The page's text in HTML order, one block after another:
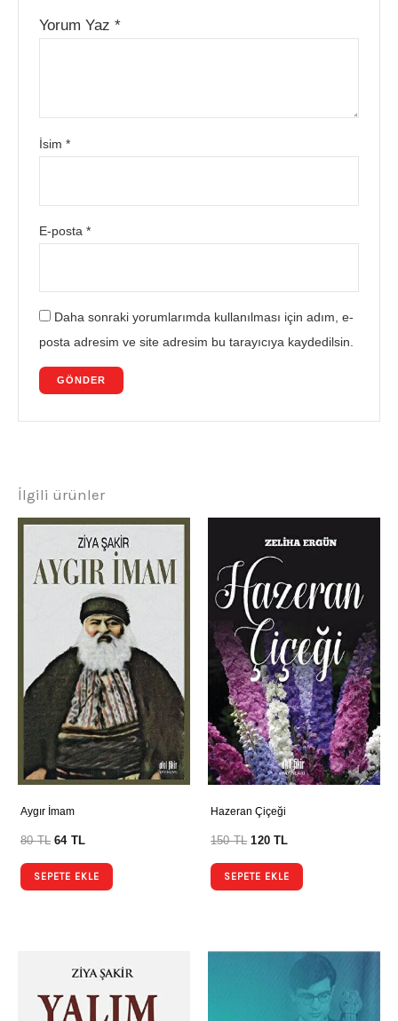
Yorum Yaz*
İsim*
E-posta*
Daha sonraki yorumlarımda kullanılması için adım, e-
posta adresim ve site adresim bu tarayıcıya kaydedilsin.
İlgili ürünler
Aygır İmam
80TL 64 TL
SEPETE EKLE
Hazeran Çiçeği
150TL 120TL
SEPETE EKLE